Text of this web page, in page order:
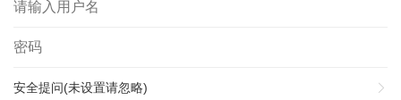
安全提问(未设置请忽略)